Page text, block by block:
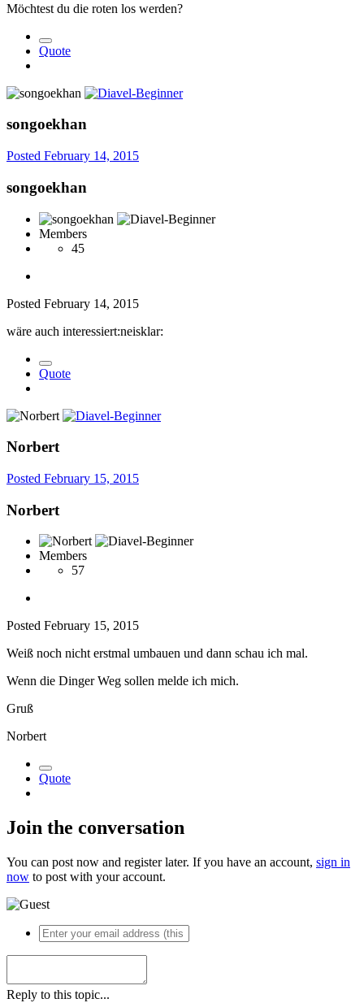
Möchtest du die roten los werden?
Quote
songoekhan
Posted February 14, 2015
songoekhan
Members
45
Posted February 14, 2015
wäre auch interessiert:neisklar:
Quote
Norbert
Posted February 15, 2015
Norbert
Members
57
Posted February 15, 2015
Weiß noch nicht erstmal umbauen und dann schau ich mal.
Wenn die Dinger Weg sollen melde ich mich.
Gruß
Norbert
Quote
Join the conversation
You can post now and register later. If you have an account, sign in
now to post with your account.
Reply to this topic...